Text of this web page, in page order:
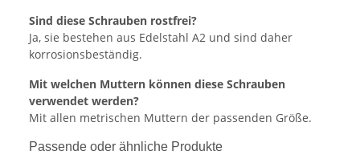
Sind diese Schrauben rostfrei?
Ja, sie bestehen aus Edelstahl A2 und sind daher
korrosionsbeständig.
Mit welchen Muttern können diese Schrauben
verwendet werden?
Mit allen metrischen Muttern der passenden Größe.
Passende oder ähnliche Produkte